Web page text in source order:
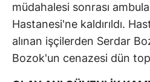
müdahalesi sonrası
Hastanesi'ne kaldırıldı.
alınan işçilerden Serdar
Bozok'un cenazesi dün